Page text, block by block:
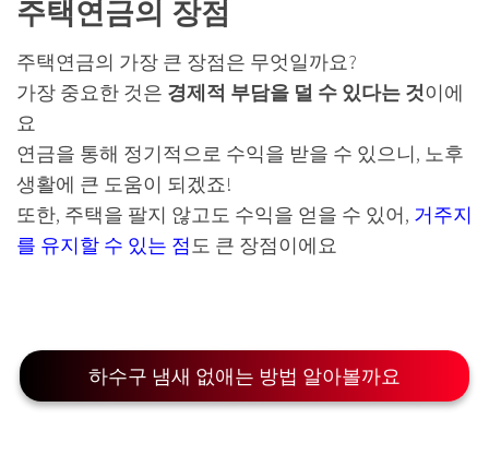
주택연금의 장점
주택연금의 가장 큰 장점은 무엇일까요?
가장 중요한 것은 경제적 부담을 덜 수 있다는 것이에
요
연금을 통해 정기적으로 수익을 받을 수 있으니, 노후
생활에 큰 도움이 되겠죠!
또한, 주택을 팔지 않고도 수익을 얻을 수 있어, 거주지
를 유지할 수 있는 점도 큰 장점이에요
하수구 냄새 없애는 방법 알아볼까요